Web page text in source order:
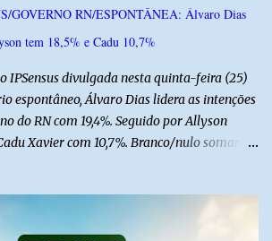
GOVERNO RN/ESPONTÂNEA: Álvaro Dias
tem 18,5% e Cadu 10,7%
IPSensus divulgada nesta quinta-feira (25)
espontâneo, Álvaro Dias lidera as intenções
do RN com 19,4%. Seguido por Allyson
Xavier com 10,7%. Branco/nulo somaram
18 e 22 de junho de 2026. O levantamento
de 2,5 pontos percentuais e nível de